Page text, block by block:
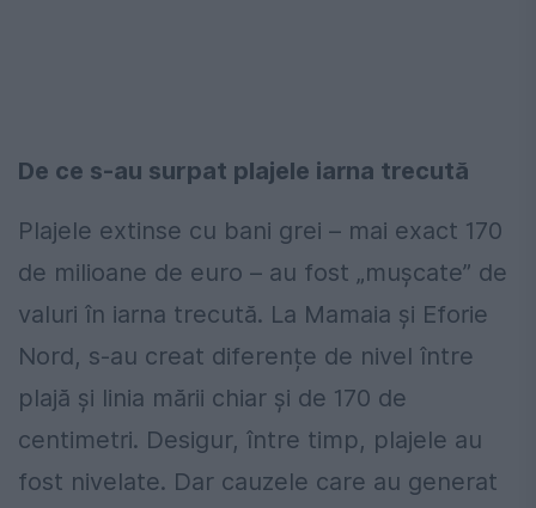
De ce s-au surpat plajele iarna trecută
Plajele extinse cu bani grei – mai exact 170
de milioane de euro – au fost „mușcate” de
valuri în iarna trecută. La Mamaia și Eforie
Nord, s-au creat diferențe de nivel între
plajă și linia mării chiar și de 170 de
centimetri. Desigur, între timp, plajele au
fost nivelate. Dar cauzele care au generat